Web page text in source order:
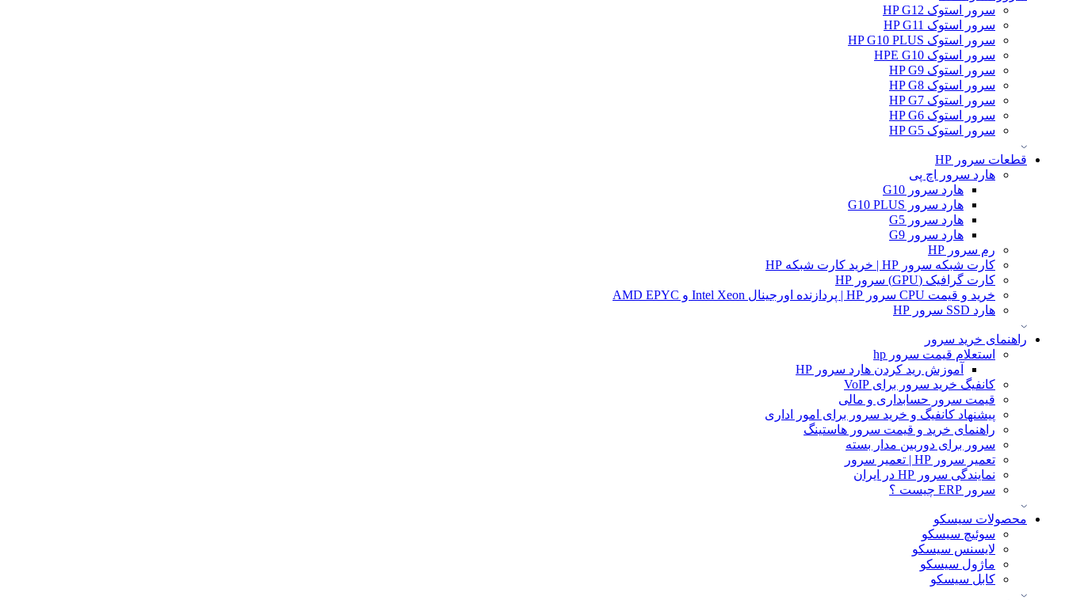
سرور استوک HP G12
سرور استوک HP G11
سرور استوک HP G10 PLUS
سرور استوک HPE G10
سرور استوک HP G9
سرور استوک HP G8
سرور استوک HP G7
سرور استوک HP G6
سرور استوک HP G5
قطعات سرور HP
هارد سرور اچ پی
هارد سرور G10
هارد سرور G10 PLUS
هارد سرور G5
هارد سرور G9
رم سرور HP
کارت شبکه سرور HP | خرید کارت شبکه HP
کارت گرافیک (GPU) سرور HP
خرید و قیمت CPU سرور HP | پردازنده اورجینال Intel Xeon و AMD EPYC
هارد SSD سرور HP
راهنمای خرید سرور
استعلام قیمت سرور hp
آموزش ريد كردن هارد سرور HP
کانفیگ خرید سرور برای VoIP
قیمت سرور حسابداری و مالی
پیشنهاد کانفیگ و خرید سرور برای امور اداری
راهنمای خرید و قیمت سرور هاستینگ
سرور برای دوربین مدار بسته
تعمیر سرور HP | تعمیر سرور
نمایندگی سرور HP در ایران
سرور ERP چیست ؟
محصولات سیسکو
سوئیچ سیسکو
لایسنس سیسکو
ماژول سیسکو
کابل سیسکو